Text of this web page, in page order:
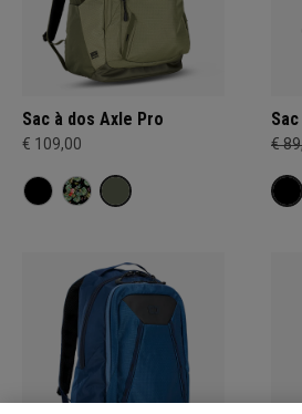
Sac à dos Axle Pro
€ 109,00 €